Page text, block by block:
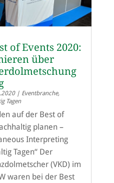
of Events 2020:
über
| Eventbranche,
Tagen
auf der Best of
planen –
Interpreting
Tagen“ Der
(VKD) im
waren bei der Best